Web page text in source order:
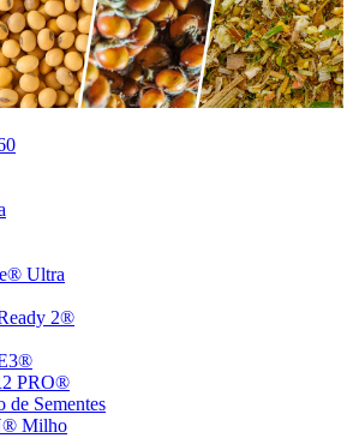
Ultra
2®
PRO®
de Sementes
Milho